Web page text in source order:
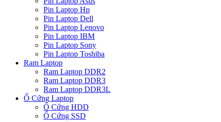
Pin Laptop Hp
Pin Laptop Dell
Pin Laptop Lenovo
Pin Laptop IBM
Pin Laptop Sony
Pin Laptop Toshiba
Ram Laptop
Ram Laptop DDR2
Ram Laptop DDR3
Ram Laptop DDR3L
Ổ Cứng Laptop
Ổ Cứng HDD
Ổ Cứng SSD